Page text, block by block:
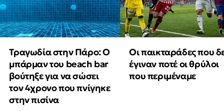
Τραγωδία στην Πάρο: Ο
μπάρμαν του beach bar
βούτηξε για να σώσει
τον 4χρονο που πνίγηκε
στην πισίνα
Οι παικταράδες που
έγιναν ποτέ οι θρύλοι
που περιμέναμε